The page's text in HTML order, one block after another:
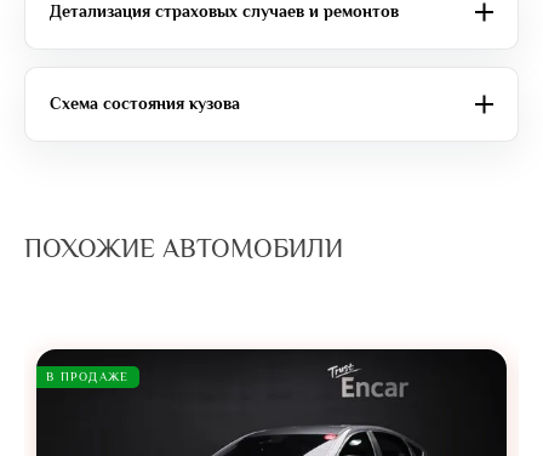
Детализация страховых случаев и ремонтов
Схема состояния кузова
ПОХОЖИЕ АВТОМОБИЛИ
В ПРОДАЖЕ